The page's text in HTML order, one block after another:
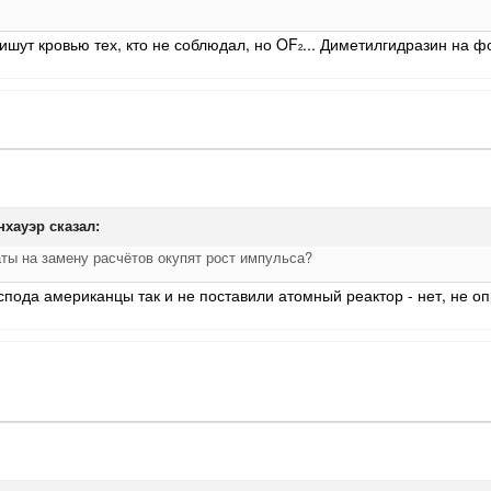
кровью тех, кто не соблюдал, но OF2... Диметилгидразин на
сказал:
на замену расчётов окупят рост импульса?
американцы так и не поставили атомный реактор - нет, не